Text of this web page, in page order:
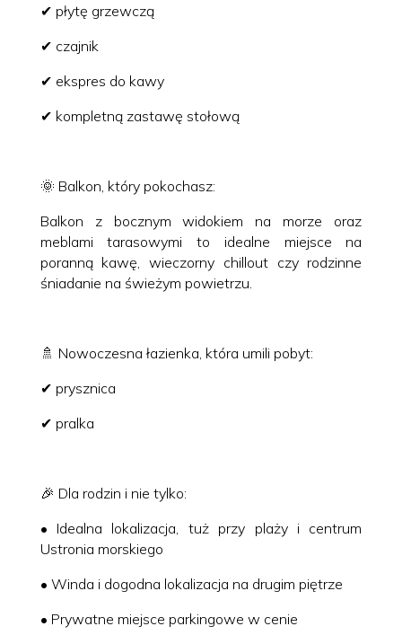
✔ płytę grzewczą
✔ czajnik
✔ ekspres do kawy
✔ kompletną zastawę stołową
🌞 Balkon, który pokochasz:
Balkon z bocznym widokiem na morze oraz
meblami tarasowymi to idealne miejsce na
poranną kawę, wieczorny chillout czy rodzinne
śniadanie na świeżym powietrzu.
🚿 Nowoczesna łazienka, która umili pobyt:
✔ prysznica
✔ pralka
🎉 Dla rodzin i nie tylko:
• Idealna lokalizacja, tuż przy plaży i centrum
Ustronia morskiego
• Winda i dogodna lokalizacja na drugim piętrze
• Prywatne miejsce parkingowe w cenie